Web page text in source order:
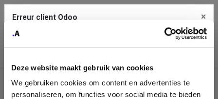
Deze website maakt gebruik van cookies
We gebruiken cookies om content en advertenties te
personaliseren, om functies voor social media te bieden
Identification
Erreur client Odoo ×
Une erreur s'est produite
Utilisez le bouton Copier pour reporter cette erreur à votre
service de support.